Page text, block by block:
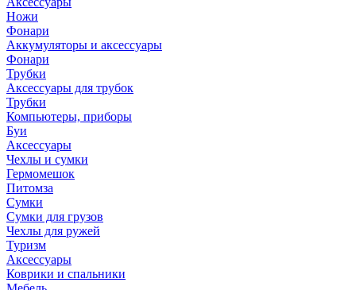
Ножи
Фонари
Аккумуляторы и аксессуары
Фонари
Трубки
Аксессуары для трубок
Трубки
Компьютеры, приборы
Буи
Аксессуары
Чехлы и сумки
Гермомешок
Питомза
Сумки
Сумки для грузов
Чехлы для ружей
Туризм
Аксессуары
Коврики и спальники